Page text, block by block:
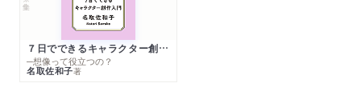
７日でできるキャラクター創作入門
─想像って役立つの？
名取佐和子著